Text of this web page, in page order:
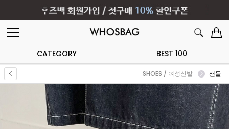
CATEGORY BEST 100
SHOES / 여성신발 샌들